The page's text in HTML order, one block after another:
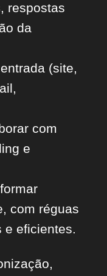
respostas
da
(site,
com
e
com réguas
e eficientes.